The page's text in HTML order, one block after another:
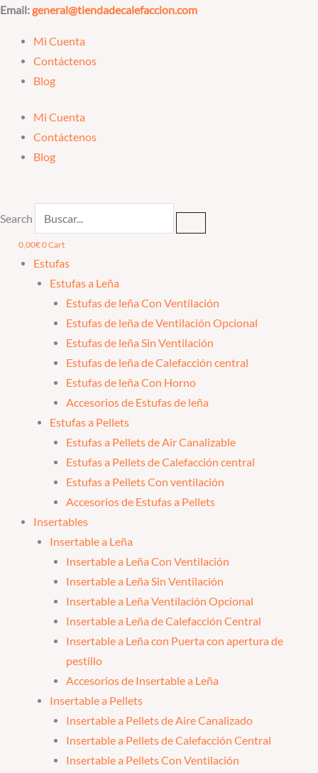
Ir
contenido
Email:general@tiendadecalefaccion.com
Mi Cuenta
Contáctenos
Blog
Mi Cuenta
Contáctenos
Blog
Search
0,00€0Cart
Estufas
Estufas a Leña
Estufas de leña Con Ventilación
Estufas de leña de Ventilación Opcional
Estufas de leña Sin Ventilación
Estufas de leña de Calefacción central
Estufas de leña Con Horno
Accesorios de Estufas de leña
Estufas a Pellets
Estufas a Pellets de Air Canalizable
Estufas a Pellets de Calefacción central
Estufas a Pellets Con ventilación
Accesorios de Estufas a Pellets
Insertables
Insertable a Leña
Insertable a Leña Con Ventilación
Insertable a Leña Sin Ventilación
Insertable a Leña Ventilación Opcional
Insertable a Leña de Calefacción Central
Insertable a Leña con Puerta con apertura de
pestillo
Accesorios de Insertable a Leña
Insertable a Pellets
Insertable a Pellets de Aire Canalizado
Insertable a Pellets de Calefacción Central
Insertable a Pellets Con Ventilación